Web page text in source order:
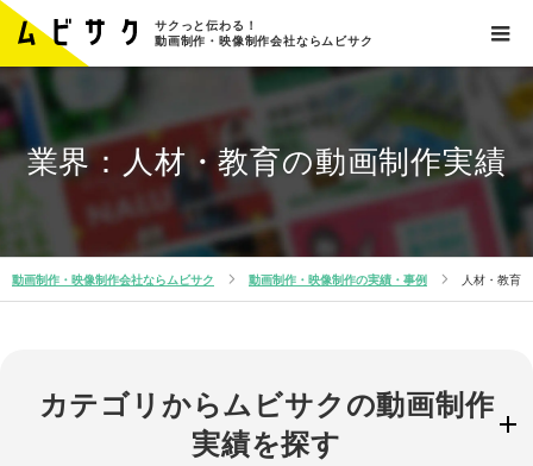
サクっと伝わる！
動画制作・映像制作会社ならムビサク
業界：人材・教育の動画制作実績
動画制作・映像制作会社ならムビサク 動画制作・映像制作の実績・事例 人材・教育
カテゴリからムビサクの動画制作
実績を探す